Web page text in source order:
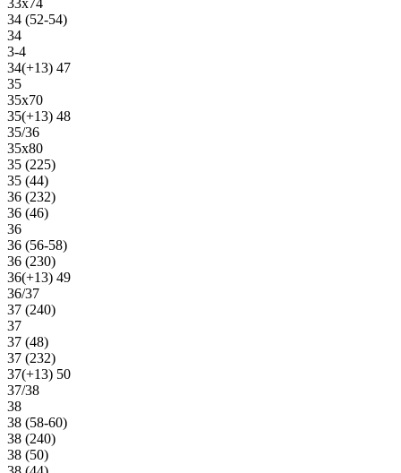
34 (52-54)
34
3-4
34(+13) 47
35
35х70
35(+13) 48
35/36
35х80
35 (225)
35 (44)
36 (232)
36 (46)
36
36 (56-58)
36 (230)
36(+13) 49
36/37
37 (240)
37
37 (48)
37 (232)
37(+13) 50
37/38
38
38 (58-60)
38 (240)
38 (50)